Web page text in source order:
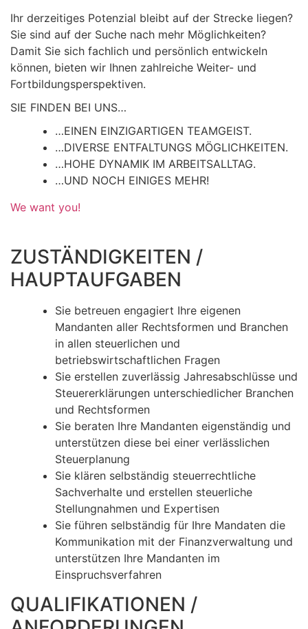
Ihr derzeitiges Potenzial bleibt auf der Strecke liegen?
Sie sind auf der Suche nach mehr Möglichkeiten?
Damit Sie sich fachlich und persönlich entwickeln
können, bieten wir Ihnen zahlreiche Weiter- und
Fortbildungsperspektiven.
SIE FINDEN BEI UNS…
…EINEN EINZIGARTIGEN TEAMGEIST.
…DIVERSE ENTFALTUNGS MÖGLICHKEITEN.
…HOHE DYNAMIK IM ARBEITSALLTAG.
…UND NOCH EINIGES MEHR!
We want you!
ZUSTÄNDIGKEITEN /
HAUPTAUFGABEN
Sie betreuen engagiert Ihre eigenen
Mandanten aller Rechtsformen und Branchen
in allen steuerlichen und
betriebswirtschaftlichen Fragen
Sie erstellen zuverlässig Jahresabschlüsse und
Steuererklärungen unterschiedlicher Branchen
und Rechtsformen
Sie beraten Ihre Mandanten eigenständig und
unterstützen diese bei einer verlässlichen
Steuerplanung
Sie klären selbständig steuerrechtliche
Sachverhalte und erstellen steuerliche
Stellungnahmen und Expertisen
Sie führen selbständig für Ihre Mandaten die
Kommunikation mit der Finanzverwaltung und
unterstützen Ihre Mandanten im
Einspruchsverfahren
QUALIFIKATIONEN /